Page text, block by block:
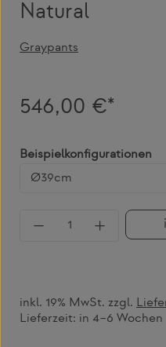
Natural
Graypants
546,00 €*
Beispielkonfigurationen
Produkt Anzahl:
inkl. 19% MwSt. zzgl.
Lieferzeit: in 4–6 Wochen